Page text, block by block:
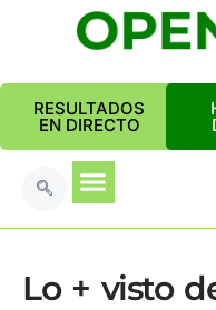
RESULTADOS
EN DIRECTO
Lo + visto